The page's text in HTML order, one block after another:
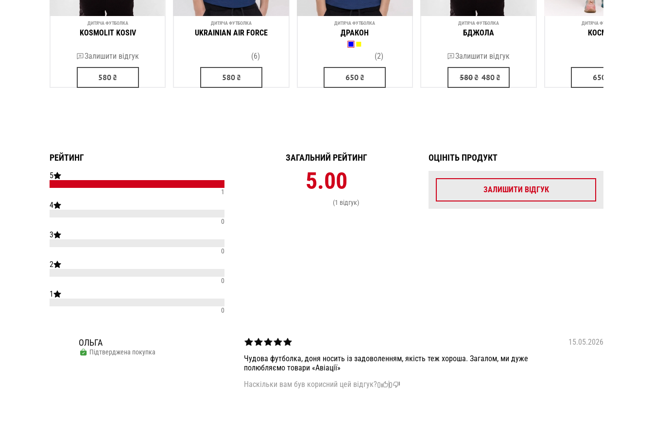
ДИТЯЧА ФУТБОЛКА
KOSMOLIT KOSIV
Залишити відгук
580₴
ДИТЯЧА ФУТБОЛКА
UKRAINIAN AIR FORCE
(6)
580₴
ДИТЯЧА ФУТБОЛКА
ДРАКОН
(2)
650₴
ДИТЯЧА ФУТБОЛКА
БДЖОЛА
Залишити відгук
580₴ 480₴
ДИТЯЧА ФУТБОЛКА
КОСМОС
650
РЕЙТИНГ
5
1
4
0
3
0
2
0
1
0
ЗАГАЛЬНИЙ РЕЙТИНГ
5.00
(1 відгук)
ОЦІНІТЬ ПРОДУКТ
ЗАЛИШИТИ ВІДГУК
ОЛЬГА
Підтверджена покупка
15.05.2026
Чудова футболка, доня носить із задоволенням, якість теж хороша. Загалом, ми дуже
полюбляємо товари «Авіації»
Наскільки вам був корисний цей відгук?0 0